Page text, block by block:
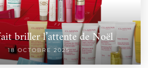
briller l’attente de Noël
18 OCTOBRE 2025